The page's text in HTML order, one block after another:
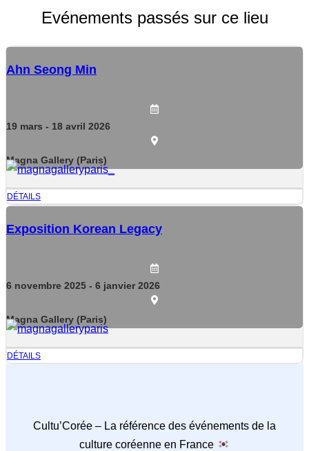
Evénements passés sur ce lieu
Ahn Seong Min
19 mars - 18 avril 2026
Magna Gallery (Paris)
DÉTAILS
Exposition Korean Legacy
6 novembre 2025 - 6 janvier 2026
Magna Gallery (Paris)
DÉTAILS
Cultu’Corée – La référence des événements de la
culture coréenne en France